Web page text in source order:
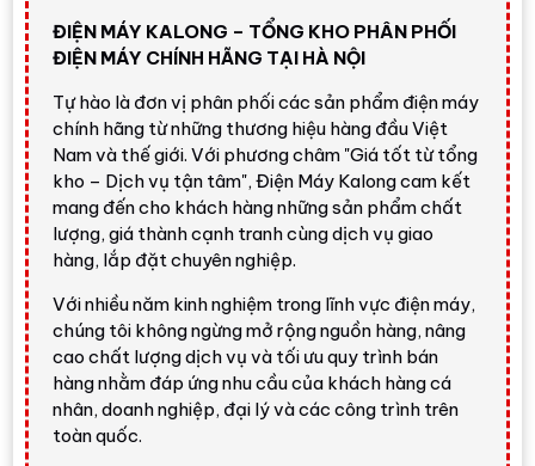
ĐIỆN MÁY KALONG – TỔNG KHO PHÂN PHỐI
ĐIỆN MÁY CHÍNH HÃNG TẠI HÀ NỘI
Tự hào là đơn vị phân phối các sản phẩm điện máy
chính hãng từ những thương hiệu hàng đầu Việt
Nam và thế giới. Với phương châm "Giá tốt từ tổng
kho – Dịch vụ tận tâm", Điện Máy Kalong cam kết
mang đến cho khách hàng những sản phẩm chất
lượng, giá thành cạnh tranh cùng dịch vụ giao
hàng, lắp đặt chuyên nghiệp.
Với nhiều năm kinh nghiệm trong lĩnh vực điện máy,
chúng tôi không ngừng mở rộng nguồn hàng, nâng
cao chất lượng dịch vụ và tối ưu quy trình bán
hàng nhằm đáp ứng nhu cầu của khách hàng cá
nhân, doanh nghiệp, đại lý và các công trình trên
toàn quốc.